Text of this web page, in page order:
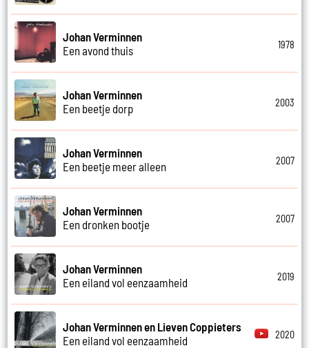
Johan Verminnen
Een avond thuis
1978
Johan Verminnen
Een beetje dorp
2003
Johan Verminnen
Een beetje meer alleen
2007
Johan Verminnen
Een dronken bootje
2007
Johan Verminnen
Een eiland vol eenzaamheid
2019
Johan Verminnen en Lieven Coppieters
Een eiland vol eenzaamheid
2020